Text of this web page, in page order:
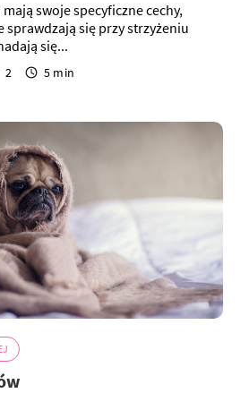
swoje specyficzne cechy,
sprawdzają się przy strzyżeniu
się...
2 5 min